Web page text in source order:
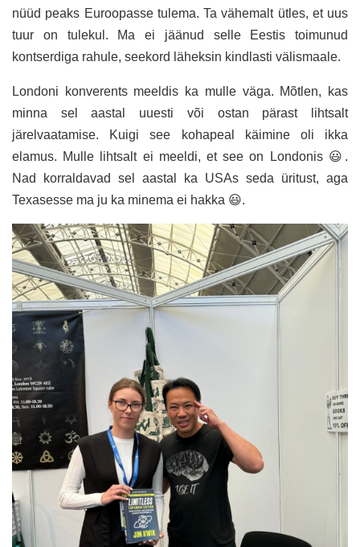
nüüd peaks Euroopasse tulema. Ta vähemalt ütles, et uus
tuur on tulekul. Ma ei jäänud selle Eestis toimunud
kontserdiga rahule, seekord läheksin kindlasti välismaale.
Londoni konverents meeldis ka mulle väga. Mõtlen, kas
minna sel aastal uuesti või ostan pärast lihtsalt
järelvaatamise. Kuigi see kohapeal käimine oli ikka
elamus. Mulle lihtsalt ei meeldi, et see on Londonis 😃.
Nad korraldavad sel aastal ka USAs seda üritust, aga
Texasesse ma ju ka minema ei hakka 😃.